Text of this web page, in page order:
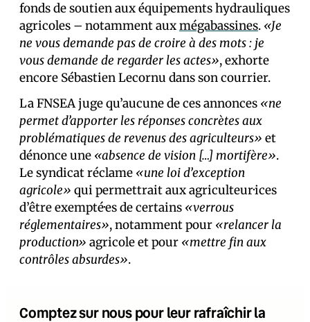
fonds de soutien aux équipements hydrauliques
agricoles – notamment auxmégabassines. «Je
ne vous demande pas de croire à des mots : je
vous demande de regarder les actes», exhorte
encore Sébastien Lecornu dans son courrier.
La FNSEA juge qu’aucune de ces annonces «ne
permet d’apporter les réponses concrètes aux
problématiques de revenus des agriculteurs» et
dénonce une «absence de vision […] mortifère».
Le syndicat réclame «une loi d’exception
agricole» qui permettrait aux agriculteur·ices
d’être exempté·es de certains «verrous
réglementaires», notamment pour «relancer la
production» agricole et pour «mettre fin aux
contrôles absurdes».
Comptez sur nous pour leur rafraîchir la